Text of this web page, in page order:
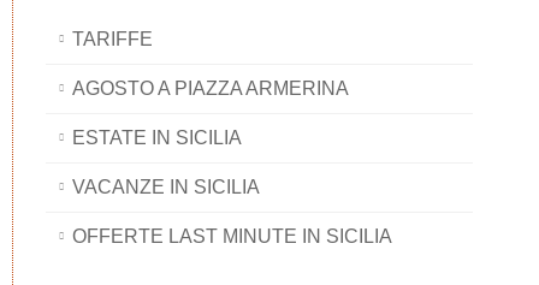
TARIFFE
AGOSTO A PIAZZA ARMERINA
ESTATE IN SICILIA
VACANZE IN SICILIA
OFFERTE LAST MINUTE IN SICILIA